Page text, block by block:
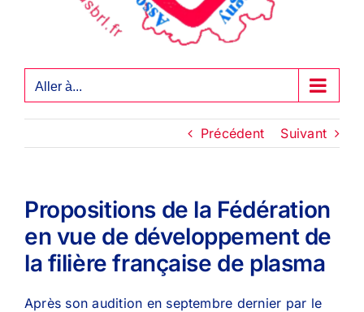
Aller à...
Précédent Suivant
Propositions de la Fédération
en vue de développement de
la filière française de plasma
Après son audition en septembre dernier par le